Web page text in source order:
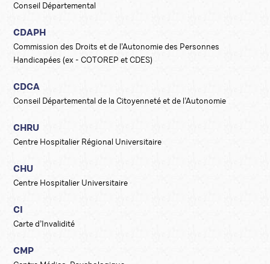
Conseil Départemental
CDAPH
Commission des Droits et de l’Autonomie des Personnes
Handicapées (ex - COTOREP et CDES)
CDCA
Conseil Départemental de la Citoyenneté et de l’Autonomie
CHRU
Centre Hospitalier Régional Universitaire
CHU
Centre Hospitalier Universitaire
CI
Carte d’Invalidité
CMP